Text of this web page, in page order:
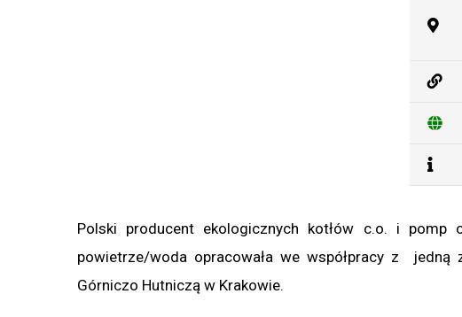
Polski producent ekologicznych kotłów c.o. i
powietrze/woda opracowała we współpracy z
Górniczo Hutniczą w Krakowie.